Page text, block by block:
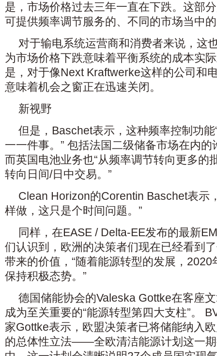
是，市场价格过去三年一直在下跌。这部
可提供频率调节服务的、不同的市场当中的
对于输电系统运营商和消费者来说，这
为市场价格下跌意味着平衡系统的成本实
是，对于像Next Kraftwerke这样的公司和
意味着机会之窗正在迅速关闭。
新视野
但是，Baschet表示，这种频率控制功
一一件事。” 包括法国二级储备市场在内
而英国电池业务也“从频率调节转向更多的
转向日间/日中交易。”
Clean Horizon的Corentin Baschet表示
样做，这只是个时间问题。”
同样，在EASE / Delta-EE发布的最新
们认识到，欧洲的决策者们现在已经看到
带来的价值，“随着能源转型的发展，
保持积极态势。”
德国储能协会的Valeska Gottke在客座
成为至关重要的“能源转型第四大支柱”。
家Gottke表示，欧盟决策者已将储能纳入
的总体性立法——全欧清洁能源计划这一